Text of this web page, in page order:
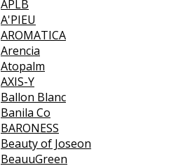
APLB
A'PIEU
AROMATICA
Arencia
Atopalm
AXIS-Y
Ballon Blanc
Banila Co
BARONESS
Beauty of Joseon
BeauuGreen